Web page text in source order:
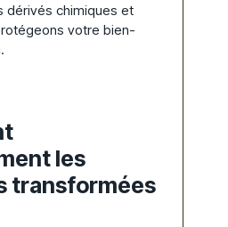
dérivés chimiques et
votre bien-
les
transformées